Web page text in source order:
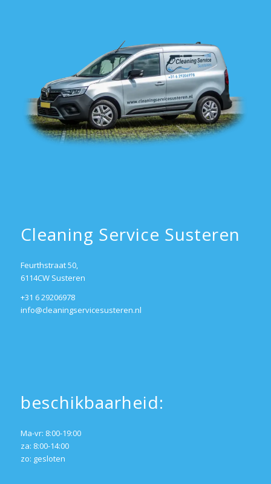
Cleaning Service Susteren
Feurthstraat 50,
6114CW Susteren
+31 6 29206978
info@cleaningservicesusteren.nl
beschikbaarheid:
Ma-vr: 8:00-19:00
za: 8:00-14:00
zo: gesloten